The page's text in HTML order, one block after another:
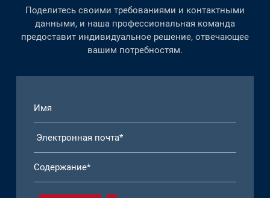
Поделитесь своими требованиями и контактными
данными, и наша профессиональная команда
предоставит индивидуальное решение, отвечающее
вашим потребностям.